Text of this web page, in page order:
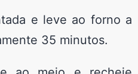
e leve ao forno a
35 minutos.